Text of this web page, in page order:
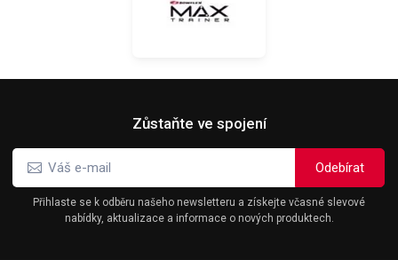
Zůstaňte ve spojení
Přihlaste se k odběru našeho newsletteru a získejte včasné slevové
nabídky, aktualizace a informace o nových produktech.